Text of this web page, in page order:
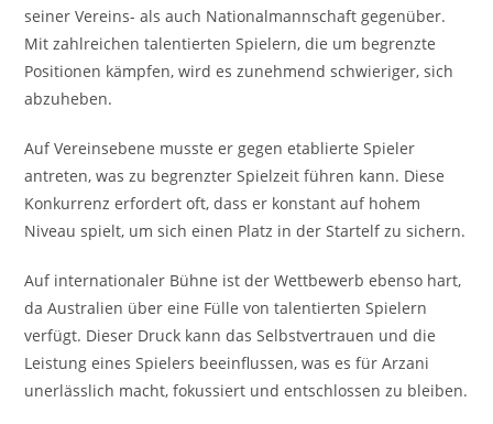
seiner Vereins- als auch Nationalmannschaft gegenüber.
Mit zahlreichen talentierten Spielern, die um begrenzte
Positionen kämpfen, wird es zunehmend schwieriger, sich
abzuheben.
Auf Vereinsebene musste er gegen etablierte Spieler
antreten, was zu begrenzter Spielzeit führen kann. Diese
Konkurrenz erfordert oft, dass er konstant auf hohem
Niveau spielt, um sich einen Platz in der Startelf zu sichern.
Auf internationaler Bühne ist der Wettbewerb ebenso hart,
da Australien über eine Fülle von talentierten Spielern
verfügt. Dieser Druck kann das Selbstvertrauen und die
Leistung eines Spielers beeinflussen, was es für Arzani
unerlässlich macht, fokussiert und entschlossen zu bleiben.